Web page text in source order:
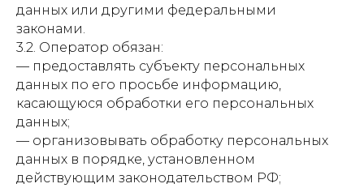
данных или другими федеральными
законами.
3.2. Оператор обязан:
— предоставлять субъекту персональных
данных по его просьбе информацию,
касающуюся обработки его персональных
данных;
— организовывать обработку персональных
данных в порядке, установленном
действующим законодательством РФ;